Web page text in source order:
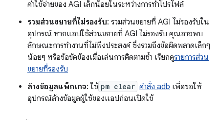
ค่าใช้จ่ายของ AGI เล็กน้อยในระหว่างการทำโปรไฟล์
รวมส่วนขยายที่ไม่รองรับ: รวมส่วนขยายที่ AGI ไม่รองรับใน
อุปกรณ์ หากแอปใช้ส่วนขยายที่ AGI ไม่รองรับ คุณอาจพบ
ลักษณะการทำงานที่ไม่พึงประสงค์ ซึ่งรวมถึงข้อผิดพลาดเล็กๆ
น้อยๆ หรือข้อขัดข้องเมื่อเล่นการติดตามซ้ำ เรียกดูรายการส่วน
ขยายที่รองรับ
ล้างข้อมูลแพ็กเกจ: ใช้ pm clear คำสั่ง adb เพื่อขอให้
อุปกรณ์ล้างข้อมูลผู้ใช้ของแอปก่อนเปิดใช้